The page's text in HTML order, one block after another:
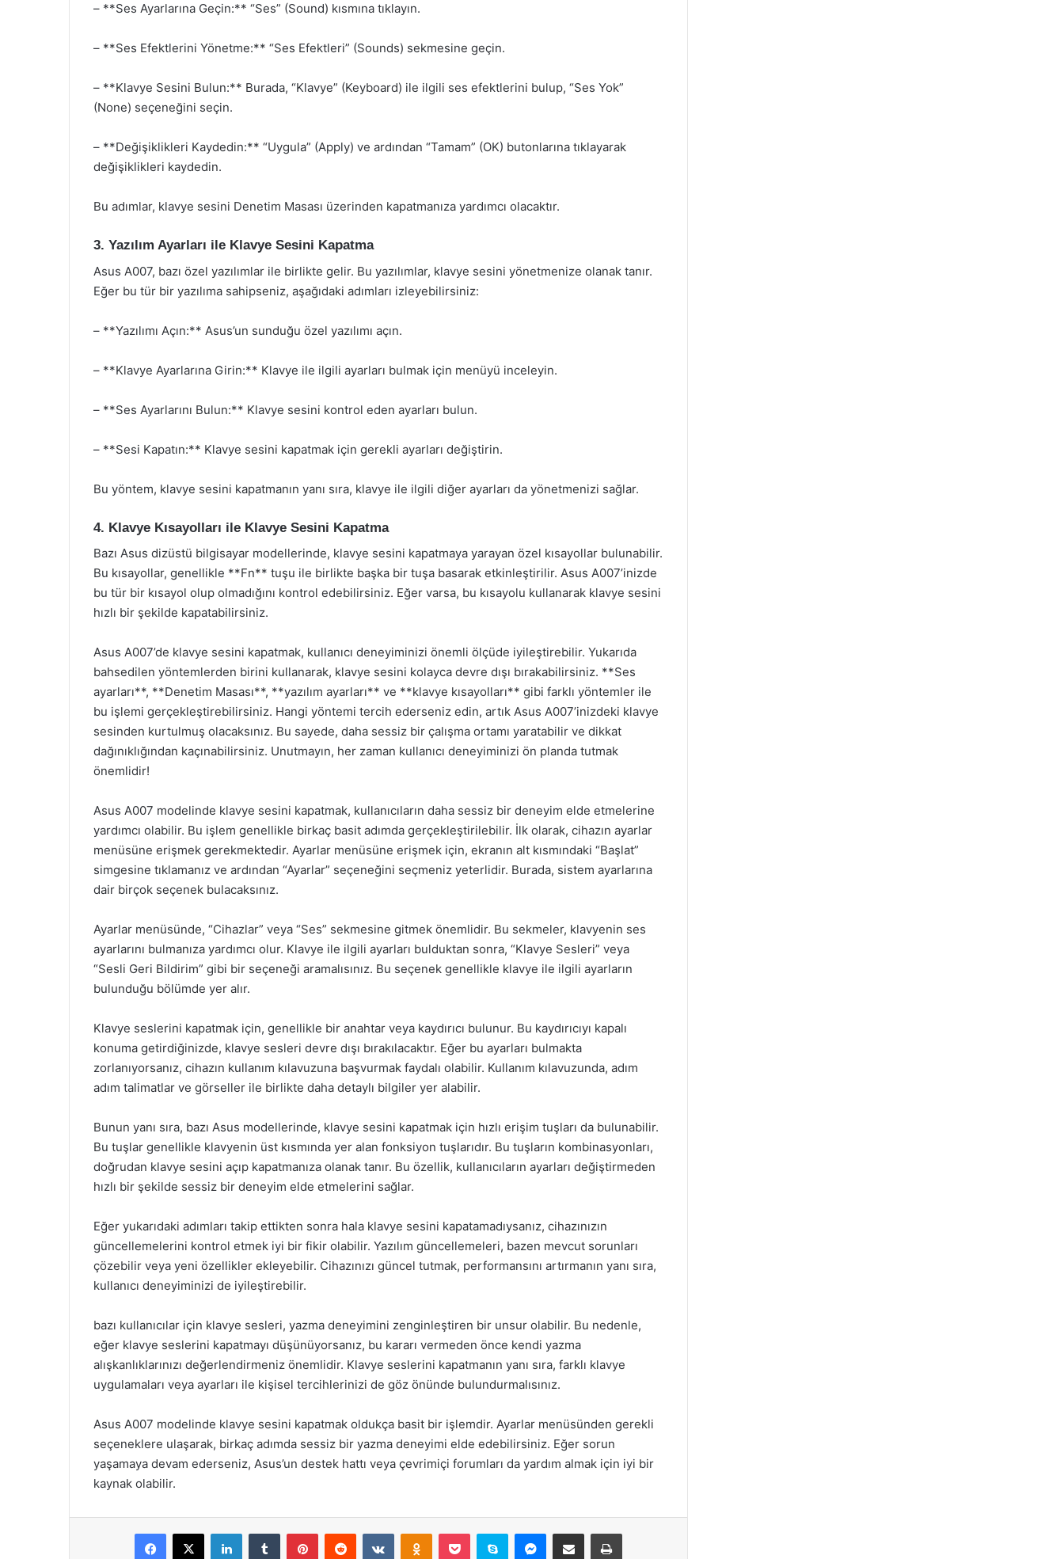
– **Ses Ayarlarına Geçin:** “Ses” (Sound) kısmına tıklayın.
– **Ses Efektlerini Yönetme:** “Ses Efektleri” (Sounds) sekmesine geçin.
– **Klavye Sesini Bulun:** Burada, “Klavye” (Keyboard) ile ilgili ses efektlerini bulup, “Ses Yok”
(None) seçeneğini seçin.
– **Değişiklikleri Kaydedin:** “Uygula” (Apply) ve ardından “Tamam” (OK) butonlarına tıklayarak
değişiklikleri kaydedin.
Bu adımlar, klavye sesini Denetim Masası üzerinden kapatmanıza yardımcı olacaktır.
3. Yazılım Ayarları ile Klavye Sesini Kapatma
Asus A007, bazı özel yazılımlar ile birlikte gelir. Bu yazılımlar, klavye sesini yönetmenize olanak tanır.
Eğer bu tür bir yazılıma sahipseniz, aşağıdaki adımları izleyebilirsiniz:
– **Yazılımı Açın:** Asus’un sunduğu özel yazılımı açın.
– **Klavye Ayarlarına Girin:** Klavye ile ilgili ayarları bulmak için menüyü inceleyin.
– **Ses Ayarlarını Bulun:** Klavye sesini kontrol eden ayarları bulun.
– **Sesi Kapatın:** Klavye sesini kapatmak için gerekli ayarları değiştirin.
Bu yöntem, klavye sesini kapatmanın yanı sıra, klavye ile ilgili diğer ayarları da yönetmenizi sağlar.
4. Klavye Kısayolları ile Klavye Sesini Kapatma
Bazı Asus dizüstü bilgisayar modellerinde, klavye sesini kapatmaya yarayan özel kısayollar bulunabilir.
Bu kısayollar, genellikle **Fn** tuşu ile birlikte başka bir tuşa basarak etkinleştirilir. Asus A007’inizde
bu tür bir kısayol olup olmadığını kontrol edebilirsiniz. Eğer varsa, bu kısayolu kullanarak klavye sesini
hızlı bir şekilde kapatabilirsiniz.
Asus A007’de klavye sesini kapatmak, kullanıcı deneyiminizi önemli ölçüde iyileştirebilir. Yukarıda
bahsedilen yöntemlerden birini kullanarak, klavye sesini kolayca devre dışı bırakabilirsiniz. **Ses
ayarları**, **Denetim Masası**, **yazılım ayarları** ve **klavye kısayolları** gibi farklı yöntemler ile
bu işlemi gerçekleştirebilirsiniz. Hangi yöntemi tercih ederseniz edin, artık Asus A007’inizdeki klavye
sesinden kurtulmuş olacaksınız. Bu sayede, daha sessiz bir çalışma ortamı yaratabilir ve dikkat
dağınıklığından kaçınabilirsiniz. Unutmayın, her zaman kullanıcı deneyiminizi ön planda tutmak
önemlidir!
Asus A007 modelinde klavye sesini kapatmak, kullanıcıların daha sessiz bir deneyim elde etmelerine
yardımcı olabilir. Bu işlem genellikle birkaç basit adımda gerçekleştirilebilir. İlk olarak, cihazın ayarlar
menüsüne erişmek gerekmektedir. Ayarlar menüsüne erişmek için, ekranın alt kısmındaki “Başlat”
simgesine tıklamanız ve ardından “Ayarlar” seçeneğini seçmeniz yeterlidir. Burada, sistem ayarlarına
dair birçok seçenek bulacaksınız.
Ayarlar menüsünde, “Cihazlar” veya “Ses” sekmesine gitmek önemlidir. Bu sekmeler, klavyenin ses
ayarlarını bulmanıza yardımcı olur. Klavye ile ilgili ayarları bulduktan sonra, “Klavye Sesleri” veya
“Sesli Geri Bildirim” gibi bir seçeneği aramalısınız. Bu seçenek genellikle klavye ile ilgili ayarların
bulunduğu bölümde yer alır.
Klavye seslerini kapatmak için, genellikle bir anahtar veya kaydırıcı bulunur. Bu kaydırıcıyı kapalı
konuma getirdiğinizde, klavye sesleri devre dışı bırakılacaktır. Eğer bu ayarları bulmakta
zorlanıyorsanız, cihazın kullanım kılavuzuna başvurmak faydalı olabilir. Kullanım kılavuzunda, adım
adım talimatlar ve görseller ile birlikte daha detaylı bilgiler yer alabilir.
Bunun yanı sıra, bazı Asus modellerinde, klavye sesini kapatmak için hızlı erişim tuşları da bulunabilir.
Bu tuşlar genellikle klavyenin üst kısmında yer alan fonksiyon tuşlarıdır. Bu tuşların kombinasyonları,
doğrudan klavye sesini açıp kapatmanıza olanak tanır. Bu özellik, kullanıcıların ayarları değiştirmeden
hızlı bir şekilde sessiz bir deneyim elde etmelerini sağlar.
Eğer yukarıdaki adımları takip ettikten sonra hala klavye sesini kapatamadıysanız, cihazınızın
güncellemelerini kontrol etmek iyi bir fikir olabilir. Yazılım güncellemeleri, bazen mevcut sorunları
çözebilir veya yeni özellikler ekleyebilir. Cihazınızı güncel tutmak, performansını artırmanın yanı sıra,
kullanıcı deneyiminizi de iyileştirebilir.
bazı kullanıcılar için klavye sesleri, yazma deneyimini zenginleştiren bir unsur olabilir. Bu nedenle,
eğer klavye seslerini kapatmayı düşünüyorsanız, bu kararı vermeden önce kendi yazma
alışkanlıklarınızı değerlendirmeniz önemlidir. Klavye seslerini kapatmanın yanı sıra, farklı klavye
uygulamaları veya ayarları ile kişisel tercihlerinizi de göz önünde bulundurmalısınız.
Asus A007 modelinde klavye sesini kapatmak oldukça basit bir işlemdir. Ayarlar menüsünden gerekli
seçeneklere ulaşarak, birkaç adımda sessiz bir yazma deneyimi elde edebilirsiniz. Eğer sorun
yaşamaya devam ederseniz, Asus’un destek hattı veya çevrimiçi forumları da yardım almak için iyi bir
kaynak olabilir.
Facebook
X LinkedInTumblr PinterestReddit VKontakteOdnoklassniki
Pocket Skype Messenger
E-Posta ile paylaş Yazdır